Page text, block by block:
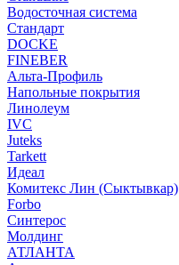
Водосточная система
Стандарт
DOCKE
FINEBER
Альта-Профиль
Напольные покрытия
Линолеум
IVC
Juteks
Tarkett
Идеал
Комитекс Лин (Сыктывкар)
Forbo
Синтерос
Молдинг
АТЛАНТА